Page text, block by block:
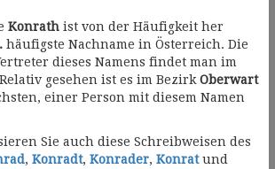
Konrath ist von der Häufigkeit her
häufigste Nachname in Österreich. Die
dieses Namens findet man im
gesehen ist es im Bezirk Oberwart
einer Person mit diesem Namen
Sie auch diese Schreibweisen des
, Konradt, Konrader, Konratund